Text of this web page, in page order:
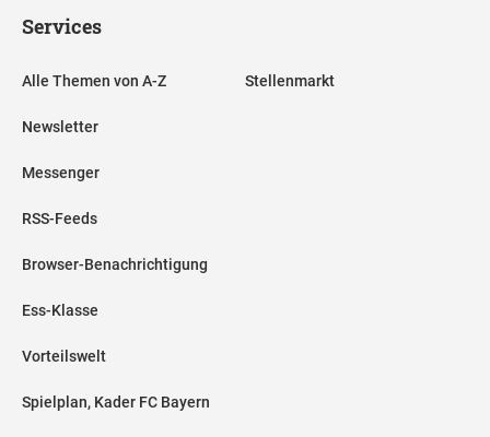
Services
Alle Themen von A-Z
Newsletter
Messenger
RSS-Feeds
Browser-Benachrichtigung
Ess-Klasse
Vorteilswelt
Spielplan, Kader FC Bayern
Stellenmarkt